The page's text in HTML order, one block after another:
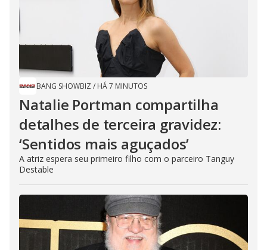
BANG SHOWBIZ / HÁ 7 MINUTOS
Natalie Portman compartilha
detalhes de terceira gravidez:
‘Sentidos mais aguçados’
A atriz espera seu primeiro filho com o parceiro Tanguy
Destable